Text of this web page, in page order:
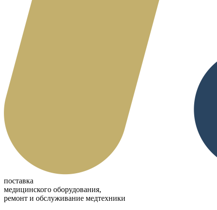
поставка
медицинского оборудования,
ремонт и обслуживание медтехники